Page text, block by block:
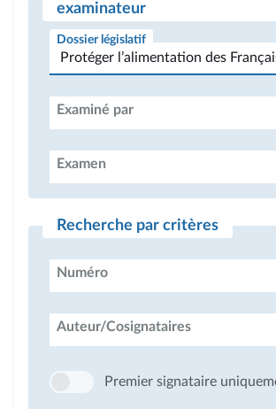
examinateur
Dossier législatif
Examiné par
Examen
Recherche par critères
Numéro
Auteur/Cosignataires
Premier signataire